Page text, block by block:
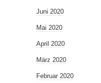
Juni 2020
Mai 2020
April 2020
März 2020
Februar 2020